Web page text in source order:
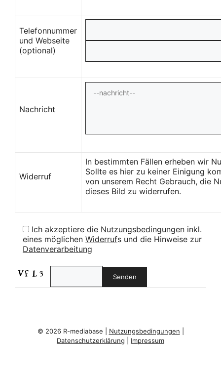
Telefonnummer
und Webseite
(optional)
Nachricht
Widerruf
In bestimmten Fällen erheben wir
Sollte es hier zu keiner Einigung
von unserem Recht Gebrauch, die
dieses Bild zu widerrufen.
Ich akzeptiere die Nutzungsbedingungen inkl.
eines möglichen Widerrufs und die Hinweise zur
Datenverarbeitung
© 2026 R-mediabase | Nutzungsbedingungen
Datenschutzerklärung
Impressum